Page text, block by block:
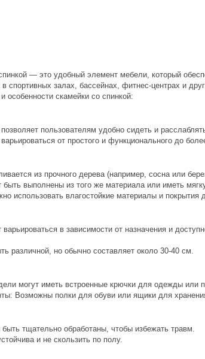
— это удобный элемент мебели, который
спортивных залах, бассейнах, фитнес-центрах и
особенности скамейки со спинкой:
пользователям удобно сидеть и
от простого и функционального до
из прочного дерева (например, сосна или
быть выполнены из того же материала или иметь
использовать влагостойкие материалы и покрытия
в зависимости от назначения и
различной, но обычно составляет около 30-40 см.
могут иметь встроенные крючки для одежды или
Возможны полки для обуви или ящики для
тщательно обработаны, чтобы избежать травм.
и не скользить по полу.